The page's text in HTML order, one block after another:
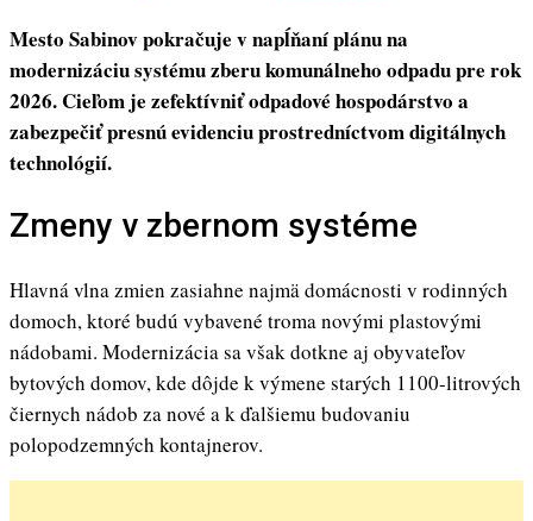
Mesto Sabinov pokračuje v napĺňaní plánu na
modernizáciu systému zberu komunálneho odpadu pre rok
2026. Cieľom je zefektívniť odpadové hospodárstvo a
zabezpečiť presnú evidenciu prostredníctvom digitálnych
technológií.
Zmeny v zbernom systéme
Hlavná vlna zmien zasiahne najmä domácnosti v rodinných
domoch, ktoré budú vybavené troma novými plastovými
nádobami. Modernizácia sa však dotkne aj obyvateľov
bytových domov, kde dôjde k výmene starých 1100-litrových
čiernych nádob za nové a k ďalšiemu budovaniu
polopodzemných kontajnerov.